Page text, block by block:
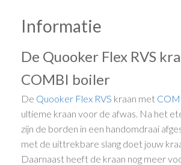
Informatie
De Quooker Flex RVS
COMBI boiler
De Quooker Flex RVS kraan met
ultieme kraan voor de afwas. Na het
zijn de borden in een handomdraai
met de uittrekbare slang doet jouw
Daarnaast heeft de kraan nog meer